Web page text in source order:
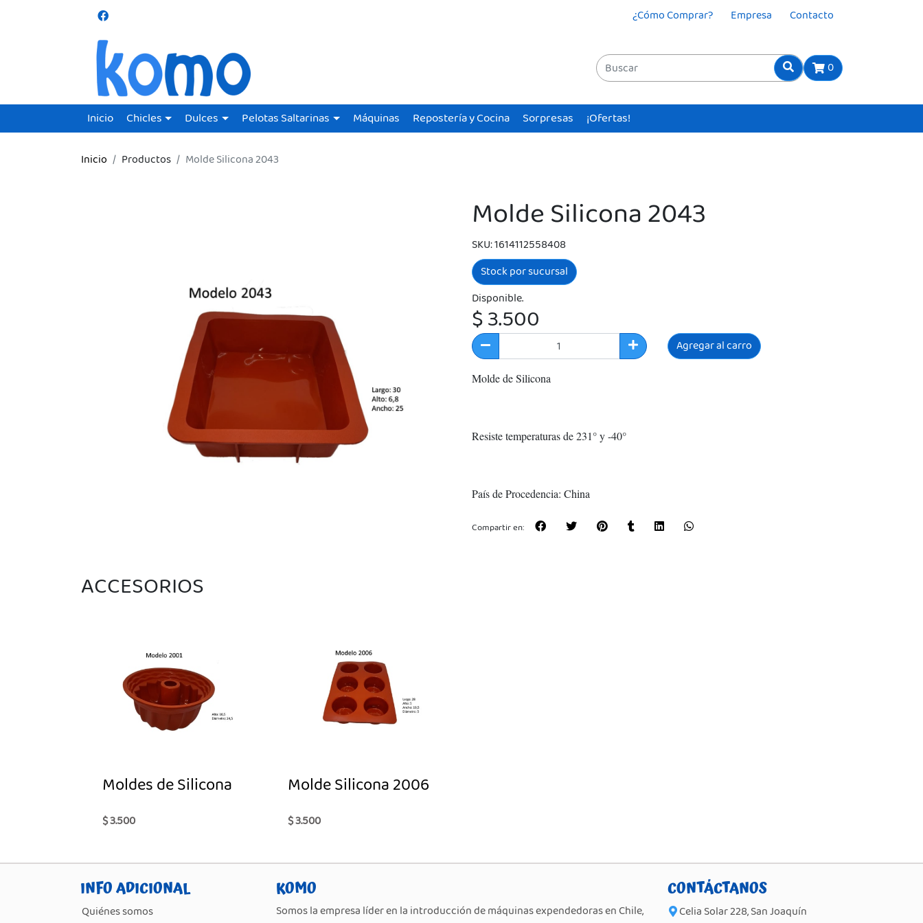
¿Cómo Comprar? Empresa Contacto
0
Inicio Chicles Dulces Pelotas Saltarinas Máquinas Repostería y Cocina Sorpresas ¡Ofertas!
Inicio Productos Molde Silicona 2043
Molde Silicona 2043
SKU: 1614112558408
Stock por sucursal
Disponible.
$ 3.500
Agregar al carro
Molde de Silicona
Resiste temperaturas de 231° y -40°
País de Procedencia: China
Compartir en:
ACCESORIOS
Moldes de Silicona
$ 3.500
Molde Silicona 2006
$ 3.500
INFO ADICIONAL
Quiénes somos
KOMO
Somos la empresa líder en la introducción de máquinas expendedoras en Chile,
CONTÁCTANOS
Celia Solar 228, San Joaquín